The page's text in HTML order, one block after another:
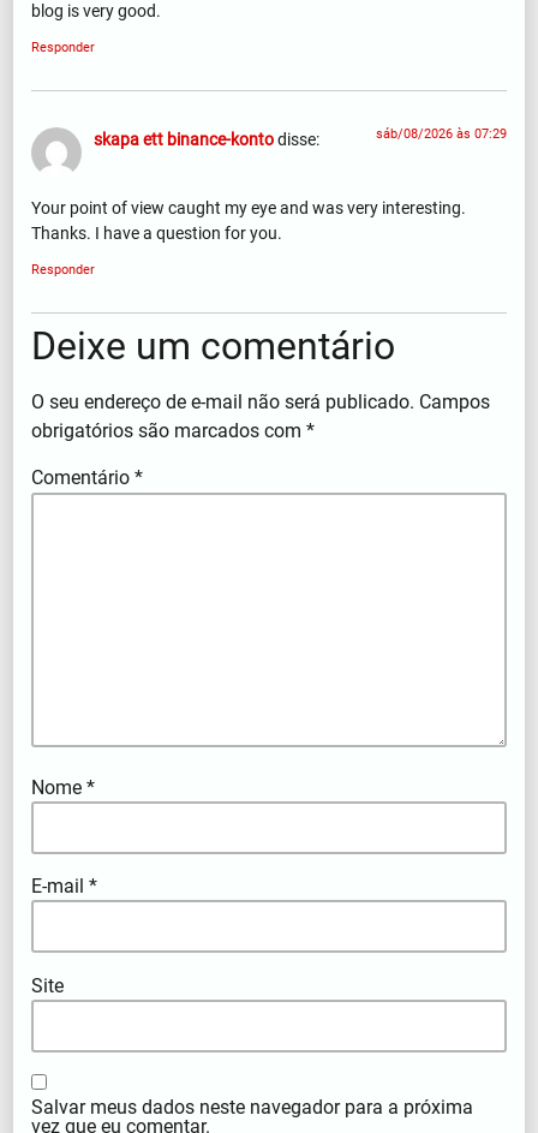
blog is very good.
Responder
skapa ett binance-kontodisse: sáb/08/2026 às 07:29
Your point of view caught my eye and was very interesting.
Thanks. I have a question for you.
Responder
Deixe um comentário
O seu endereço de e-mail não será publicado. Campos
obrigatórios são marcados com*
Comentário*
Nome*
E-mail*
Site
Salvar meus dados neste navegador para a próxima
vez que eu comentar.